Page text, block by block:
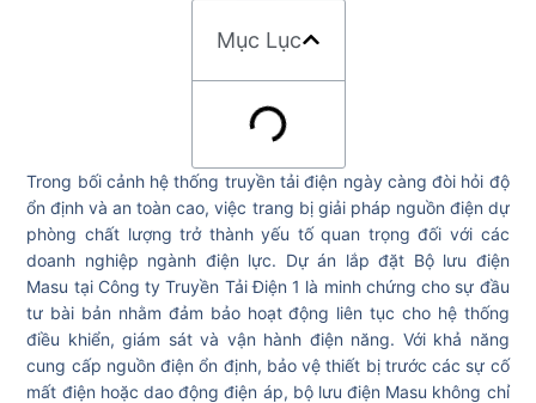
Mục Lục
Trong bối cảnh hệ thống truyền tải điện ngày càng đòi hỏi độ
ổn định và an toàn cao, việc trang bị giải pháp nguồn điện dự
phòng chất lượng trở thành yếu tố quan trọng đối với các
doanh nghiệp ngành điện lực. Dự án lắp đặt Bộ lưu điện
Masu tại Công ty Truyền Tải Điện 1 là minh chứng cho sự đầu
tư bài bản nhằm đảm bảo hoạt động liên tục cho hệ thống
điều khiển, giám sát và vận hành điện năng. Với khả năng
cung cấp nguồn điện ổn định, bảo vệ thiết bị trước các sự cố
mất điện hoặc dao động điện áp, bộ lưu điện Masu không chỉ